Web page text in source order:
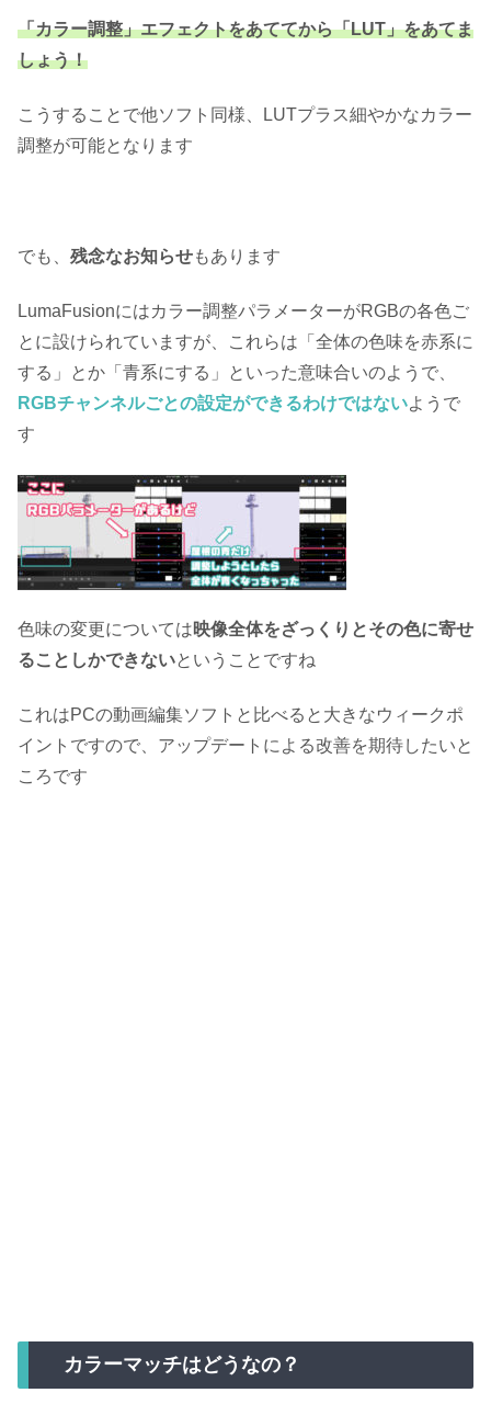
「カラー調整」エフェクトをあててから「LUT」をあてま
しょう！
こうすることで他ソフト同様、LUTプラス細やかなカラー
調整が可能となります
でも、 残念なお知らせもあります
LumaFusionにはカラー調整パラメーターがRGBの各色ご
とに設けられていますが、これらは「全体の色味を赤系に
する」とか「青系にする」といった意味合いのようで、
RGBチャンネルごとの設定ができるわけではないようで
す
色味の変更については映像全体をざっくりとその色に寄せ
ることしかできないということですね
これはPCの動画編集ソフトと比べると大きなウィークポ
イントですので、アップデートによる改善を期待したいと
ころです
カラーマッチはどうなの？